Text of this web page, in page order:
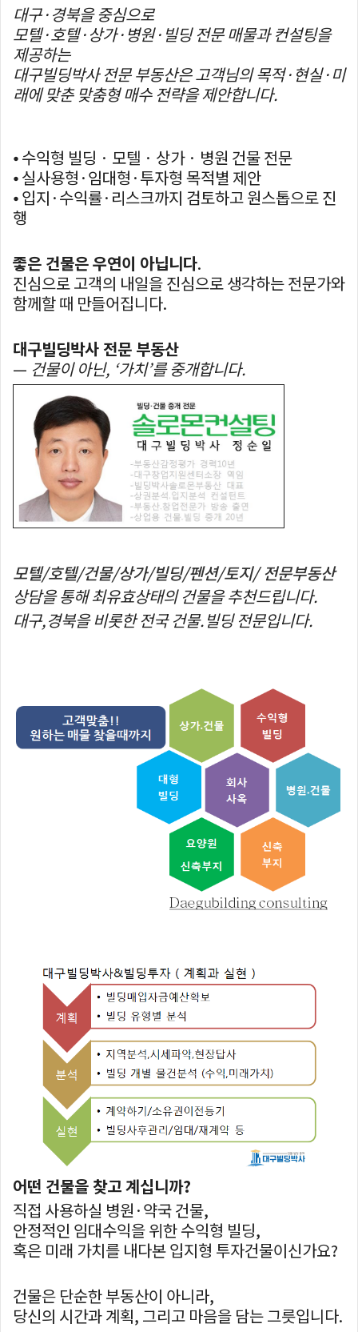
대구·경북을 중심으로
모텔·호텔·상가·병원·빌딩 전문 매물과 컨설팅을
제공하는
대구빌딩박사 전문 부동산은 고객님의 목적·현실·미
래에 맞춘 맞춤형 매수 전략을 제안합니다.
⦁ 수익형 빌딩 · 모텔 · 상가 · 병원 건물 전문
⦁ 실사용형·임대형·투자형 목적별 제안
⦁ 입지·수익률·리스크까지 검토하고 원스톱으로 진
행
좋은 건물은 우연이 아닙니다.
진심으로 고객의 내일을 진심으로 생각하는 전문가와
함께할 때 만들어집니다.
대구빌딩박사 전문 부동산
— 건물이 아닌, ‘가치’를 중개합니다.
모텔/호텔/건물/상가/빌딩/펜션/토지/ 전문부동산
상담을 통해 최유효상태의 건물을 추천드립니다.
대구,경북을 비롯한 전국 건물.빌딩 전문입니다.
어떤 건물을 찾고 계십니까?
직접 사용하실 병원·약국 건물,
안정적인 임대수익을 위한 수익형 빌딩,
혹은 미래 가치를 내다본 입지형 투자건물이신가요?
건물은 단순한 부동산이 아니라,
당신의 시간과 계획, 그리고 마음을 담는 그릇입니다.